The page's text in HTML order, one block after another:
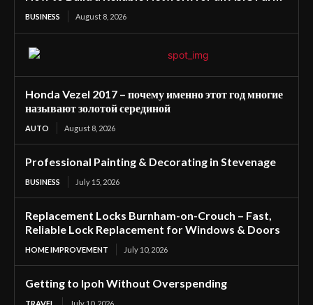
BUSINESS August 8, 2026
Honda Vezel 2017 – почему именно этот год многие
называют золотой серединой
AUTO August 8, 2026
Professional Painting & Decorating in Stevenage
BUSINESS July 15, 2026
Replacement Locks Burnham-on-Crouch – Fast,
Reliable Lock Replacement for Windows & Doors
HOME IMPROVEMENT July 10, 2026
Getting to Ipoh Without Overspending